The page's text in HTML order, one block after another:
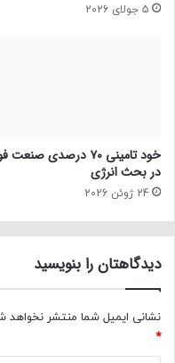
5 جولای 2026
خود تامینی ۷۰ درصدی صنعت
در بحث انرژی
24 ژوئن 2026
دیدگاهتان را بنویسید
نشانی ایمیل شما منتشر نخواهد
*